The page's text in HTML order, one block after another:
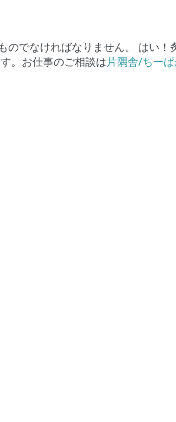
でなければなりません。 はい！
。お仕事のご相談は片隅舎/ちー